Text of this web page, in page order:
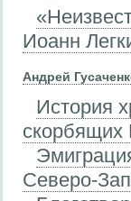
Иоанн
Андрей
История
скорбящих
Северо-